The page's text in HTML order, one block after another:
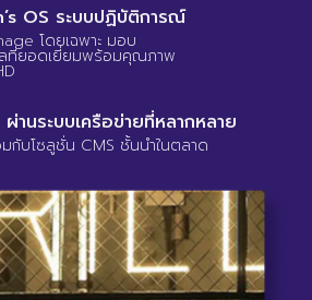
OS ระบบปฏิบัติการณ์
โดยเฉพาะ มอบ
ที่ยอดเยี่ยมพร้อมคุณภาพ
านระบบเครือข่ายที่หลากหลาย
กับโซลูชั่น CMS ชั้นนำในตลาด